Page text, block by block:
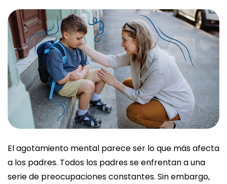
El agotamiento mental parece ser lo que más afecta
a los padres. Todos los padres se enfrentan a una
serie de preocupaciones constantes. Sin embargo,